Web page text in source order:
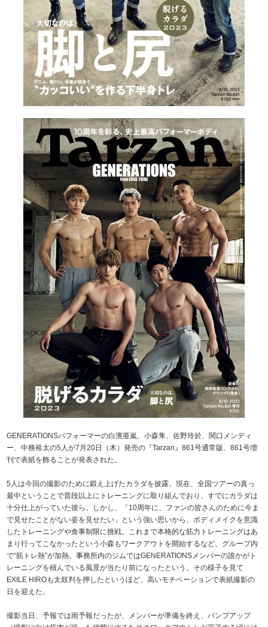
GENERATIONSパフォーマーの白濱亜嵐、小森隼、佐野玲於、関口メンディ
ー、中務裕太の5人が7月20日（木）発売の『Tarzan』861号通常版、861号増
刊で表紙を飾ることが発表された。
5人は今回の撮影のために鍛え上げたカラダを披露。現在、全国ツアーの真っ
最中ということで普段以上にトレーニングに取り組んでおり、すでにカラダは
十分仕上がっていた彼ら。しかし、「10周年に、ファンの皆さんのために今ま
で見せたことがない姿を見せたい」という強い思いから、ボディメイクを意識
したトレーニングや食事制限に挑戦。これまで本格的な筋力トレーニングはあ
まり行ってこなかったという小森もワークアウトを開始するなど、グループ内
で“筋トレ熱”が加熱。事務所内のジムではGENERATIONSメンバーの誰かがト
レーニングを積んでいる風景が当たり前になったという。その様子を見て
EXILE HIROも太鼓判を押したというほど、高いモチベーションで表紙撮影の
日を迎えた。
撮影当日、予報では雨予報だったが、メンバーが準備を終え、パンプアップ